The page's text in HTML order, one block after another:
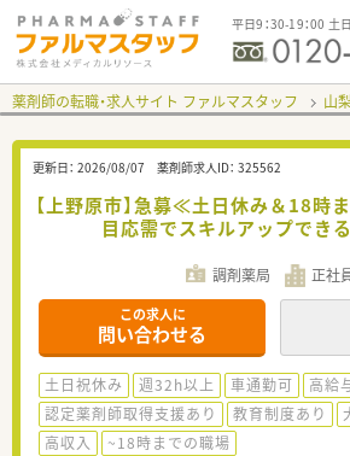
平日9：30-19：00 土
薬剤師の転職・求人サイト ファルマスタッフ 山
更新日： 2026/08/07 薬剤師求人ID： 325562
【上野原市】急募≪土日休み＆18時
目応需でスキルアップでき
調剤薬局 正社
この求人に
問い合わせる
土日祝休み 週32h以上 車通勤可
高給
認定薬剤師取得支援あり
教育制度あり
高収入
~18時までの職場